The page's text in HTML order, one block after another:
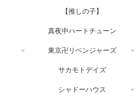
【推しの子】
真夜中ハートチューン
東京卍リベンジャーズ
サカモトデイズ
シャドーハウス